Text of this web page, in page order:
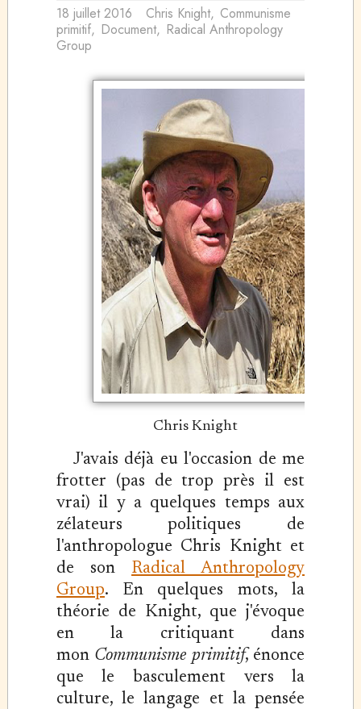
18 juillet 2016 Chris Knight, Communisme
primitif, Document, Radical Anthropology
Group
Chris Knight
J'avais déjà eu l'occasion de me
frotter (pas de trop près il est
vrai) il y a quelques temps aux
zélateurs politiques de
l'anthropologue Chris Knight et
de son Radical Anthropology
Group. En quelques mots, la
théorie de Knight, que j'évoque
en la critiquant dans
mon Communisme primitif, énonce
que le basculement vers la
culture, le langage et la pensée